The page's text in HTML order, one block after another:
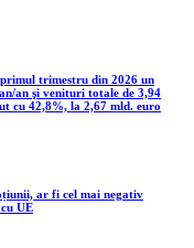
trimestru din 2026 un
an şi venituri totale de 3,94
cu 42,8%, la 2,67 mld. euro
ar fi cel mai negativ
UE